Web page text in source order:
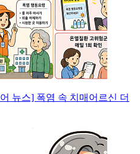
뉴스] 폭염 속 치매어르신 더